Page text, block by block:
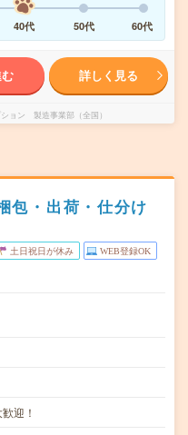
40代 50代 60代
詳しく見る
ョン 製造事業部（全国）
包・出荷・仕分け
土日祝日が休み WEB登録OK
迎！